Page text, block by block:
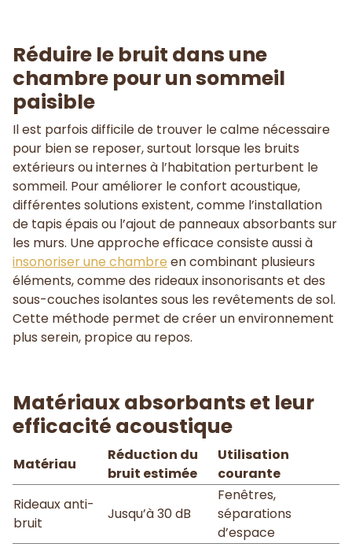
Réduire le bruit dans une
chambre pour un sommeil
paisible
Il est parfois difficile de trouver le calme nécessaire
pour bien se reposer, surtout lorsque les bruits
extérieurs ou internes à l’habitation perturbent le
sommeil. Pour améliorer le confort acoustique,
différentes solutions existent, comme l’installation
de tapis épais ou l’ajout de panneaux absorbants sur
les murs. Une approche efficace consiste aussi à
insonoriser une chambre en combinant plusieurs
éléments, comme des rideaux insonorisants et des
sous-couches isolantes sous les revêtements de sol.
Cette méthode permet de créer un environnement
plus serein, propice au repos.
Matériaux absorbants et leur
efficacité acoustique
Matériau
Réduction du
bruit estimée
Utilisation
courante
Rideaux anti-
bruit
Jusqu’à 30 dB
Fenêtres,
séparations
d’espace